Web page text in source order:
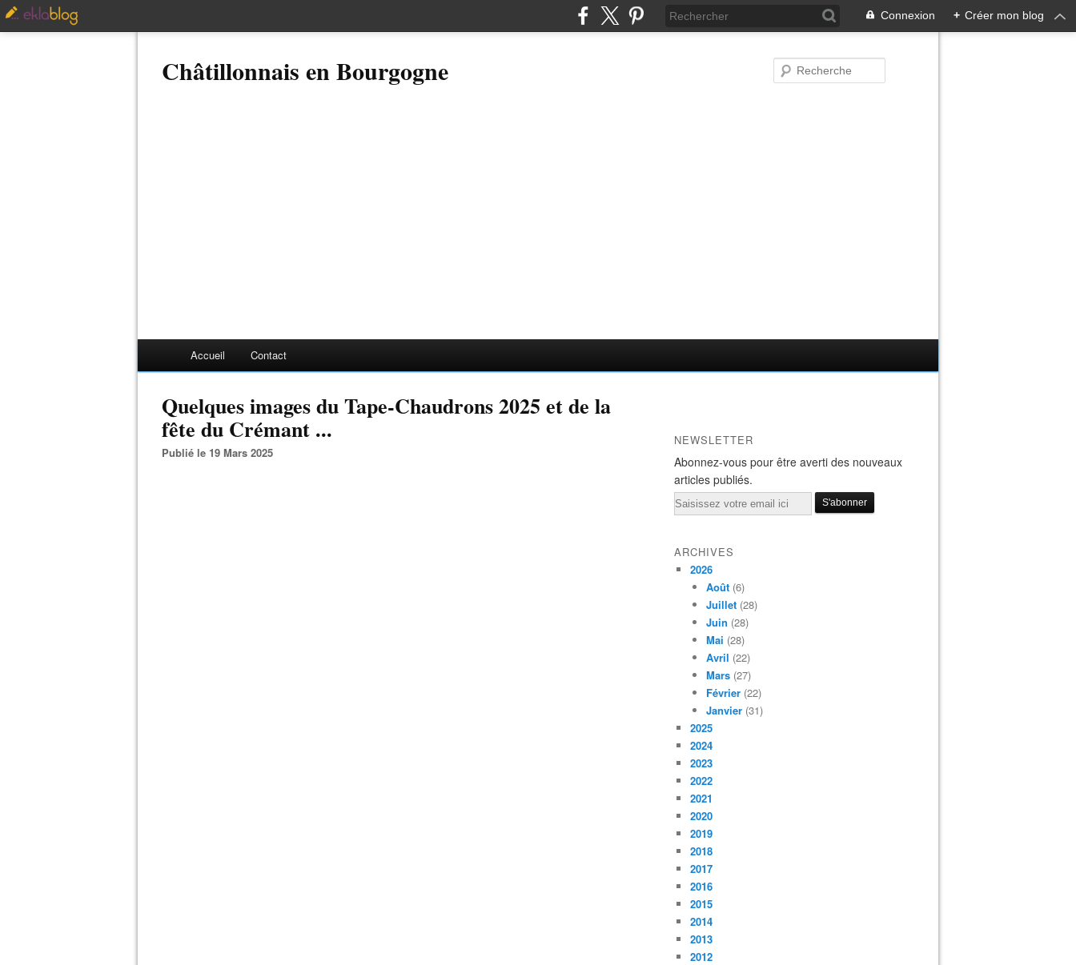
Connexion + Créer mon blog
Châtillonnais en Bourgogne
Accueil Contact
Quelques images du Tape-Chaudrons 2025 et de la
fête du Crémant ...
Publié le 19 Mars 2025
NEWSLETTER
Abonnez-vous pour être averti des nouveaux
articles publiés.
Email
ARCHIVES
2026
Août (6)
Juillet (28)
Juin (28)
Mai (28)
Avril (22)
Mars (27)
Février (22)
Janvier (31)
2025
2024
2023
2022
2021
2020
2019
2018
2017
2016
2015
2014
2013
2012